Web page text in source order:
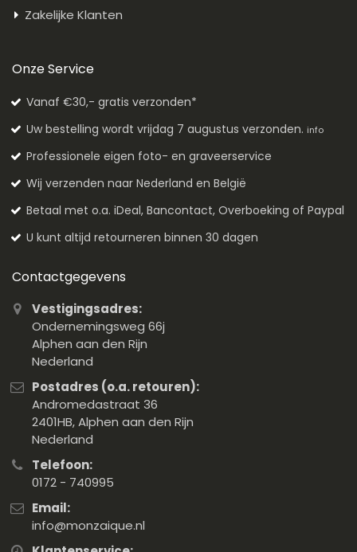
Zakelijke Klanten
Onze Service
Vanaf €30,- gratis verzonden*
Uw bestelling wordt vrijdag 7 augustus verzonden. info
Professionele eigen foto- en graveerservice
Wij verzenden naar Nederland en België
Betaal met o.a. iDeal, Bancontact, Overboeking of Paypal
U kunt altijd retourneren binnen 30 dagen
Contactgegevens
Vestigingsadres:
Ondernemingsweg 66j
Alphen aan den Rijn
Nederland
Postadres (o.a. retouren):
Andromedastraat 36
2401HB, Alphen aan den Rijn
Nederland
Telefoon:
0172 - 740995
Email:
info@monzaique.nl